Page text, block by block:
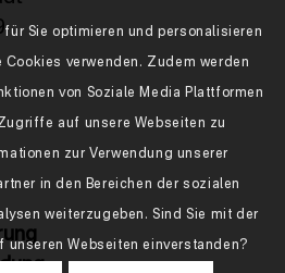
für Sie optimieren und personalisieren
Cookies verwenden. Zudem werden
von Soziale Media Plattformen
auf unsere Webseiten zu
zur Verwendung unserer
in den Bereichen der sozialen
weiterzugeben. Sind Sie mit der
unseren Webseiten einverstanden?